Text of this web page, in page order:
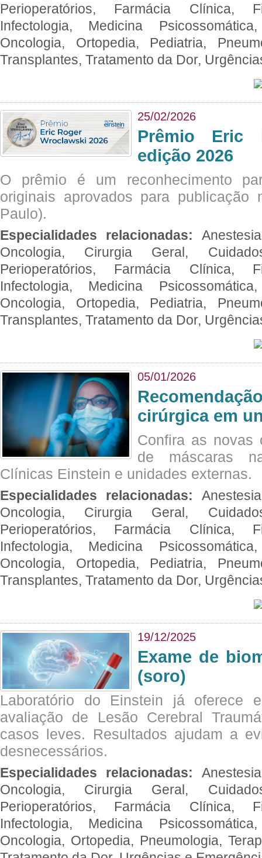
Perioperatórios, Farmácia Clínica,
Infectologia, Medicina
Oncologia, Ortopedia, Pediatria,
Transplantes, Tratamento da Dor,
25/02/2026
Prêmio Eric
edição 2026
O prêmio é um reconhecimento
originais aprovados para publicação
Paulo).
Especialidades relacionadas:
Oncologia, Cirurgia Geral,
Perioperatórios, Farmácia Clínica,
Infectologia, Medicina
Oncologia, Ortopedia, Pediatria,
Transplantes, Tratamento da Dor,
05/01/2026
cirúrgica em
Confira as novas
de máscaras
Clínicas Einstein e unidades externas.
Especialidades relacionadas:
Oncologia, Cirurgia Geral,
Perioperatórios, Farmácia Clínica,
Infectologia, Medicina
Oncologia, Ortopedia, Pediatria,
Transplantes, Tratamento da Dor,
19/12/2025
Exame de
(soro)
Laboratório do Einstein já oferece
avaliação de Lesão Cerebral
casos leves. Resultados ajudam a
desnecessários.
Especialidades relacionadas:
Oncologia, Cirurgia Geral,
Perioperatórios, Farmácia Clínica,
Infectologia, Medicina
Oncologia, Ortopedia, Pneumologia,